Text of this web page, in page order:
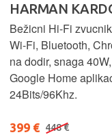
HARMAN
Bežicni Hi-Fi
Wi-Fi, Bluetooth,
na dodir, snaga
Google Home
24Bits/96Khz.
399 € 448 €